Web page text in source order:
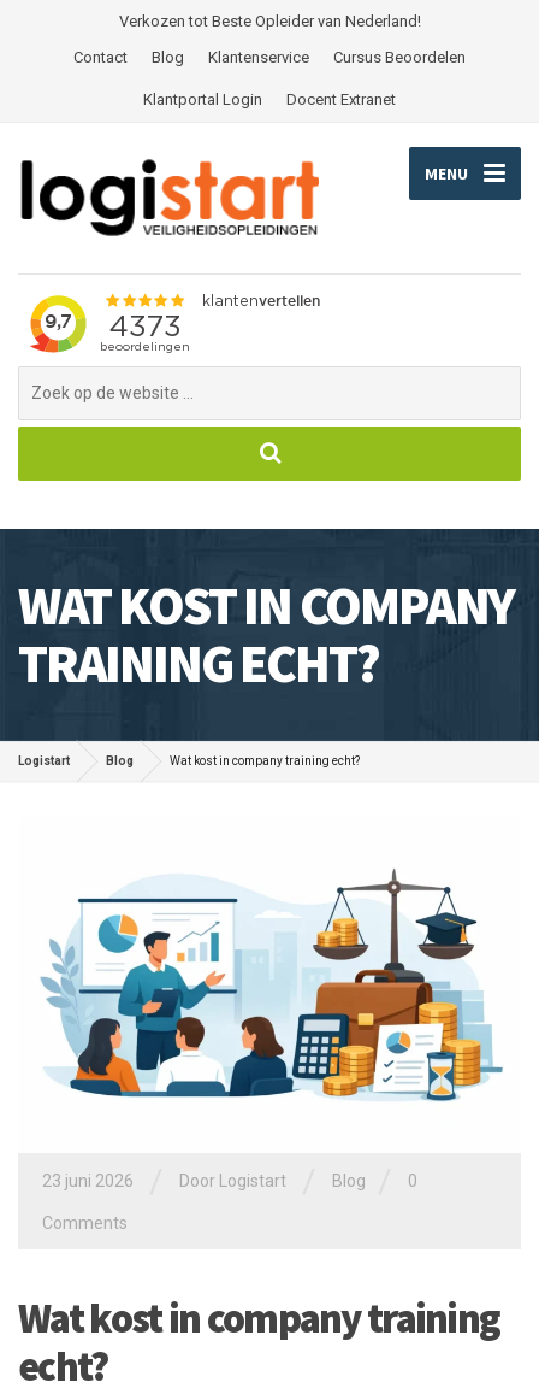
Verkozen tot Beste Opleider van Nederland!
Contact
Blog Klantenservice Cursus Beoordelen
Klantportal Login Docent Extranet
MENU
WAT KOST IN COMPANY
TRAINING ECHT?
Logistart Blog Wat kost in company training echt?
23 juni 2026 Door Logistart Blog 0
Comments
Wat kost in company training
echt?